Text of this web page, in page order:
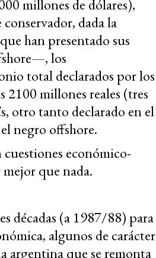
millones de dólares),
dada la
han presentado sus
los
total declarados por los
millones reales (tres
otro tanto declarado en el
negro offshore.
cuestiones económico-
que nada.
décadas (a 1987/88) para
algunos de carácter
argentina que se remonta